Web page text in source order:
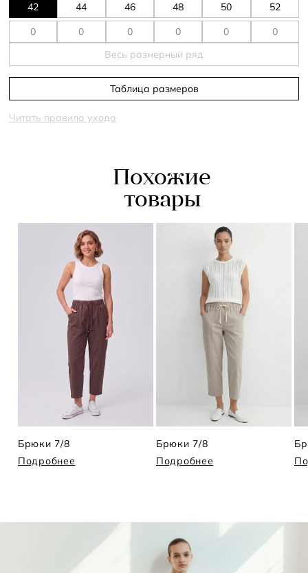
42 44 46 48 50 52
Весь размерный ряд
Таблица размеров
Читать правила ухода
Похожие
товары
Брюки 7/8
Подробнее
Брюки 7/8
Подробнее